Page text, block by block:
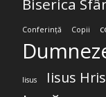
Biserica
Conferință Copii
Iisus Iisus